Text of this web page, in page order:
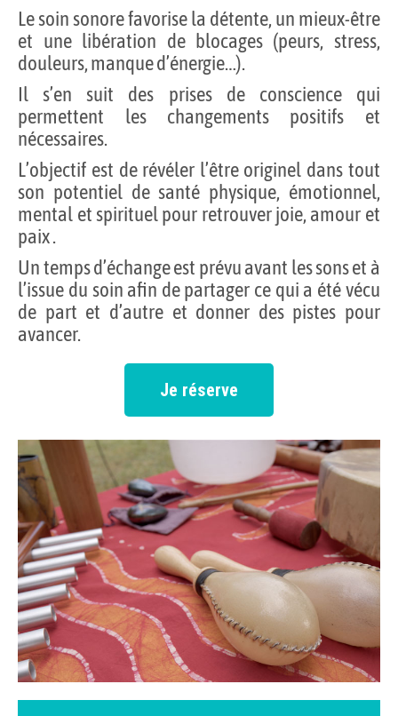
Le soin sonore favorise la détente, un mieux-être
et une libération de blocages (peurs, stress,
douleurs, manque d’énergie…).
Il s’en suit des prises de conscience qui
permettent les changements positifs et
nécessaires.
L’objectif est de révéler l’être originel dans tout
son potentiel de santé physique, émotionnel,
mental et spirituel pour retrouver joie, amour et
paix .
Un temps d’échange est prévu avant les sons et à
l’issue du soin afin de partager ce qui a été vécu
de part et d’autre et donner des pistes pour
avancer.
Je réserve